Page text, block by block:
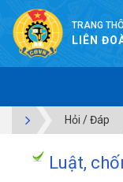
TRANG
LIÊN
Hỏi / Đáp
Luật,